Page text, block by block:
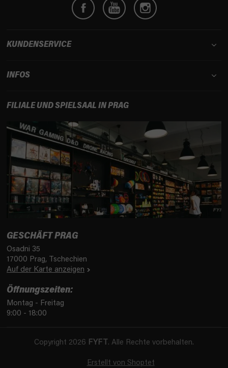
KUNDENSERVICE
INFOS
FILIALE UND SPIELSAAL IN PRAG
GESCHÄFT PRAG
Osadni 35
17000 Prag, Tschechien
Auf der Karte anzeigen
Öffnungszeiten:
Montag - Freitag
9:00 - 18:00
Erstellt von Shoptet
Copyright 2026 FYFT . Alle Rechte vorbehalten.